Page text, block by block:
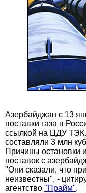
Азербайджан с 13
поставки газа в
ссылкой на ЦДУ
составляли 3 млн
Причины остановки
поставок с
"Они сказали, что
неизвестны", -
агентство "Прайм".